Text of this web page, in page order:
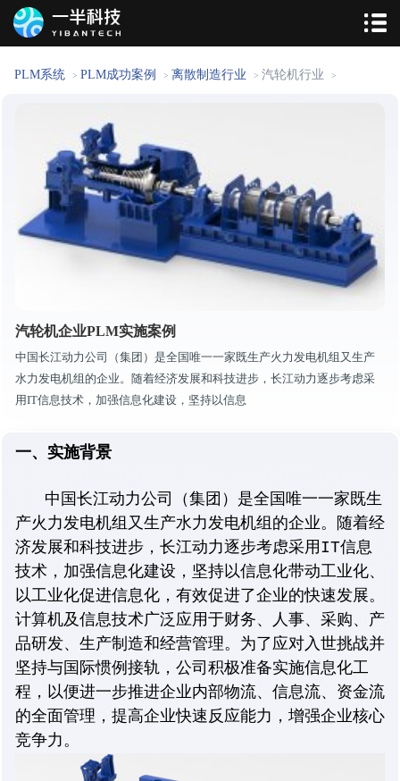
PLM系统 > PLM成功案例 > 离散制造行业 > 汽轮机行业 >
汽轮机企业PLM实施案例
中国长江动力公司（集团）是全国唯一一家既生产火力发电机组又生产
水力发电机组的企业。随着经济发展和科技进步，长江动力逐步考虑采
用IT信息技术，加强信息化建设，坚持以信息
一、实施背景
中国长江动力公司（集团）是全国唯一一家既生
产火力发电机组又生产水力发电机组的企业。随着经
济发展和科技进步，长江动力逐步考虑采用IT信息
技术，加强信息化建设，坚持以信息化带动工业化、
以工业化促进信息化，有效促进了企业的快速发展。
计算机及信息技术广泛应用于财务、人事、采购、产
品研发、生产制造和经营管理。为了应对入世挑战并
坚持与国际惯例接轨，公司积极准备实施信息化工
程，以便进一步推进企业内部物流、信息流、资金流
的全面管理，提高企业快速反应能力，增强企业核心
竞争力。